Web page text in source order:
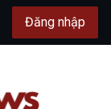
Đăng nhập